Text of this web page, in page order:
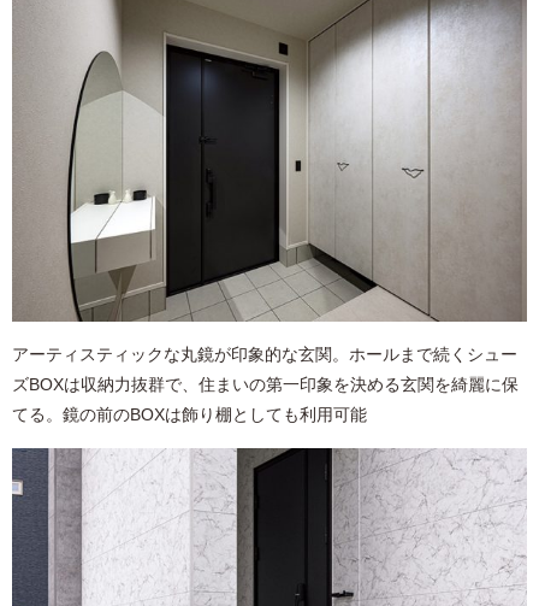
アーティスティックな丸鏡が印象的な玄関。ホールまで続くシュー
ズBOXは収納力抜群で、住まいの第一印象を決める玄関を綺麗に保
てる。鏡の前のBOXは飾り棚としても利用可能